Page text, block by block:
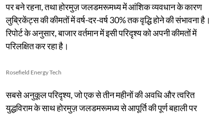
पर बने रहना, तथा होरमुज़ जलडमरूमध्य में आंशिक व्यवधान के कारण
लुब्रिकेंट्स की कीमतों में वर्ष-दर-वर्ष 30% तक वृद्धि होने की संभावना है।
रिपोर्ट के अनुसार, बाजार वर्तमान में इसी परिदृश्य को अपनी कीमतों में
परिलक्षित कर रहा है।
Rosefield Energy Tech
सबसे अनुकूल परिदृश्य, जो एक से तीन महीनों की अवधि और त्वरित
युद्धविराम के साथ होरमुज़ जलडमरूमध्य से आपूर्ति की पूर्ण बहाली पर